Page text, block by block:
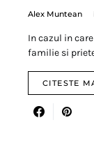
Alex Muntean
In cazul in
familie si
CITESTE